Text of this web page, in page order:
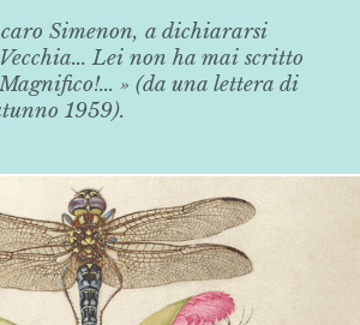
Simenon, a dichiararsi
Vecchia... Lei non ha mai scritto
» (da una lettera di
1959).